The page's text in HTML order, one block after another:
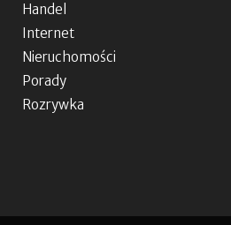
Handel
Internet
Nieruchomości
Porady
Rozrywka